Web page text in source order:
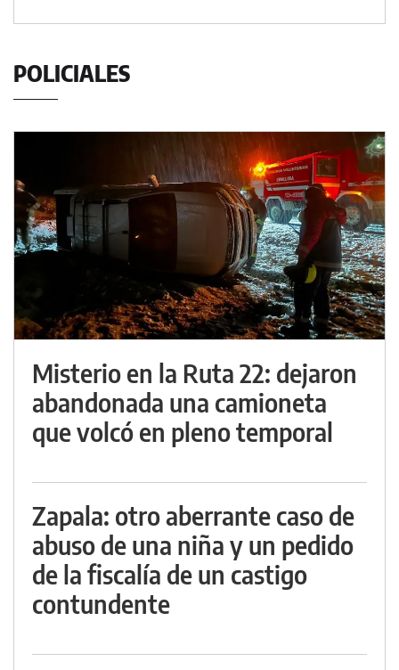
POLICIALES
Misterio en la Ruta 22: dejaron
abandonada una camioneta
que volcó en pleno temporal
Zapala: otro aberrante caso de
abuso de una niña y un pedido
de la fiscalía de un castigo
contundente